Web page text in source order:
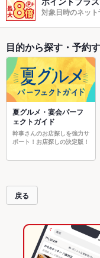
対象日時のネッ
目的から探す・予約
夏グルメ・宴会パーフ
ェクトガイド
幹事さんのお店探しを強力サ
ポート！お店探しの決定版！
戻る